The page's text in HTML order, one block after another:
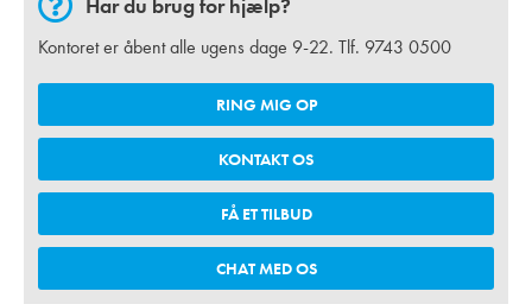
Kontoret er åbent alle ugens dage 9-22. Tlf. 9743 0500
RING MIG OP
KONTAKT OS
FÅ ET TILBUD
CHAT MED OS